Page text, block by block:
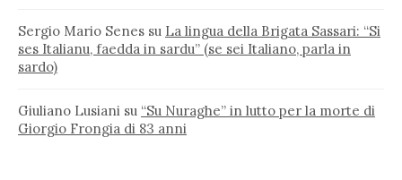
Sergio Mario Senes su La lingua della Brigata Sassari: “Si
ses Italianu, faedda in sardu” (se sei Italiano, parla in
sardo)
Giuliano Lusiani su “Su Nuraghe” in lutto per la morte di
Giorgio Frongia di 83 anni